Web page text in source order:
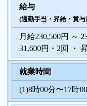
給与
(通勤手当・昇給・賞
月給230,500円 ～
31,600円・2回 ・
就業時間
(1)8時00分〜17時